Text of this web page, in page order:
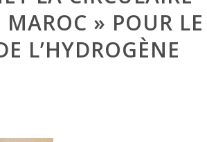
» POUR LE
L’HYDROGÈNE